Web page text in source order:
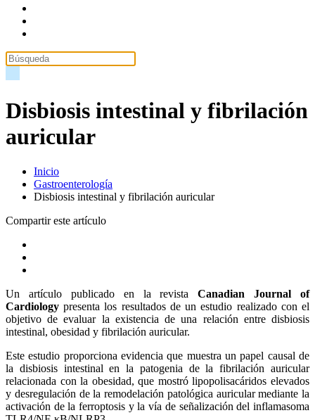
Disbiosis intestinal y fibrilación
auricular
Inicio
Gastroenterología
Disbiosis intestinal y fibrilación auricular
Compartir este artículo
Un artículo publicado en la revistaCanadian Journal of
Cardiology presenta los resultados de un estudio realizado con el
objetivo de evaluar la existencia de una relación entre disbiosis
intestinal, obesidad y fibrilación auricular.
Este estudio proporciona evidencia que muestra un papel causal de
la disbiosis intestinal en la patogenia de la fibrilación auricular
relacionada con la obesidad, que mostró lipopolisacáridos elevados
y desregulación de la remodelación patológica auricular mediante la
activación de la ferroptosis y la vía de señalización del inflamasoma